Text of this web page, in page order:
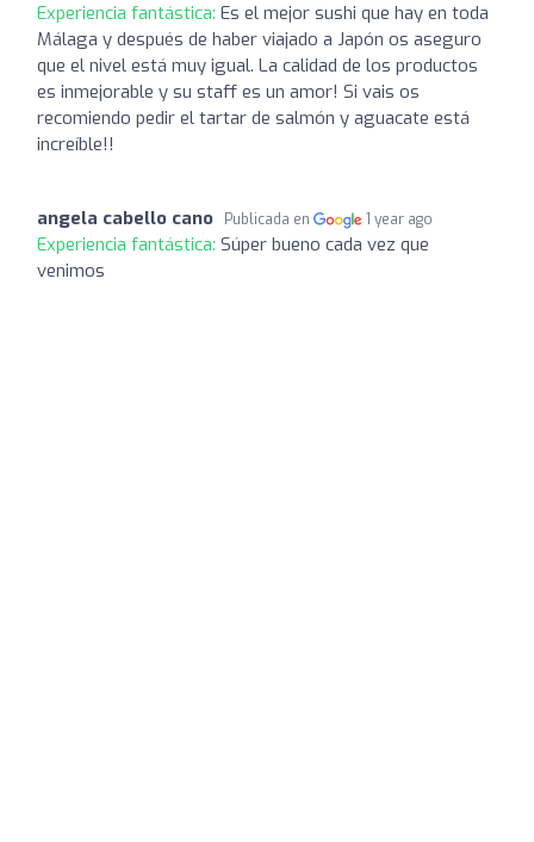
Experiencia fantástica: Es el mejor sushi que hay en toda
Málaga y después de haber viajado a Japón os aseguro
que el nivel está muy igual. La calidad de los productos
es inmejorable y su staff es un amor! Si vais os
recomiendo pedir el tartar de salmón y aguacate está
increíble!!
angela cabello cano Publicada en 1 year ago
Experiencia fantástica: Súper bueno cada vez que
venimos